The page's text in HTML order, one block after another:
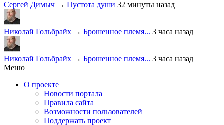
Сергей Димыч → Пустота души 32 минуты назад
Николай Гольбрайх → Брошенное племя... 3 часа назад
Николай Гольбрайх → Брошенное племя... 3 часа назад
Меню
О проекте
Новости портала
Правила сайта
Возможности пользователей
Поддержать проект